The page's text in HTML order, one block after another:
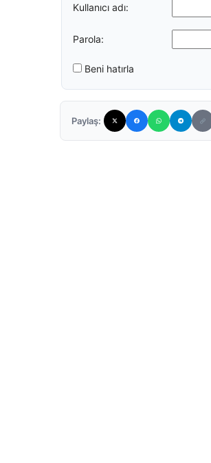
Kullanıcı adı:
Parola:
Beni hatırla
Paylaş: